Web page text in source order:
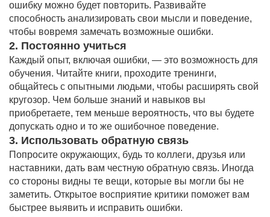
ошибку можно будет повторить. Развивайте
способность анализировать свои мысли и поведение,
чтобы вовремя замечать возможные ошибки.
2. Постоянно учиться
Каждый опыт, включая ошибки, — это возможность для
обучения. Читайте книги, проходите тренинги,
общайтесь с опытными людьми, чтобы расширять свой
кругозор. Чем больше знаний и навыков вы
приобретаете, тем меньше вероятность, что вы будете
допускать одно и то же ошибочное поведение.
3. Использовать обратную связь
Попросите окружающих, будь то коллеги, друзья или
наставники, дать вам честную обратную связь. Иногда
со стороны видны те вещи, которые вы могли бы не
заметить. Открытое восприятие критики поможет вам
быстрее выявить и исправить ошибки.